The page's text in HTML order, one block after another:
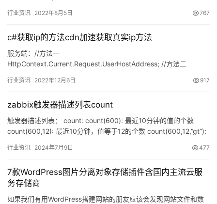
行业资讯 2022年8月5日 767
c#获取ip的方法cdn加速获取真实ip方法
服务端：//方法一
HttpContext.Current.Request.UserHostAddress; //方法二
行业资讯 2022年12月6日 917
zabbix触发器描述列表count
触发器描述列表： count: count(600): 最近10分钟的值的个数
count(600,12): 最近10分钟，值等于12的个数 count(600,12,”gt”):
行业资讯 2024年7月9日 477
7款WordPress图片分离对象存储插件含国内主流云服
务存储商
如果我们有用WordPress搭建网站的朋友应该会发现网站文件和数